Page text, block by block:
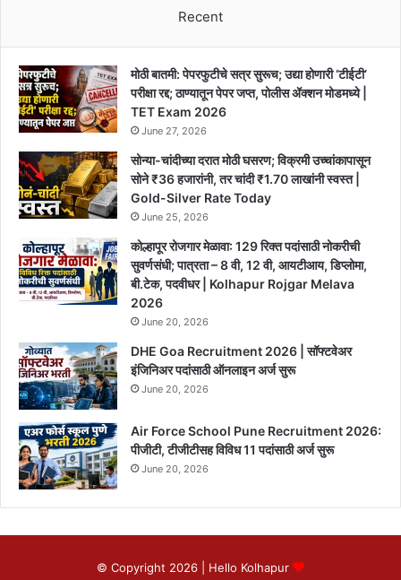
Recent
मोठी बातमी: पेपरफुटीचे सत्र सुरूच; उद्या होणारी ‘टीईटी’
परीक्षा रद्द; ठाण्यातून पेपर जप्त, पोलीस ॲक्शन मोडमध्ये |
TET Exam 2026
June 27, 2026
सोन्या-चांदीच्या दरात मोठी घसरण; विक्रमी उच्चांकापासून
सोने ₹36 हजारांनी, तर चांदी ₹1.70 लाखांनी स्वस्त |
Gold-Silver Rate Today
June 25, 2026
कोल्हापूर रोजगार मेळावा: 129 रिक्त पदांसाठी नोकरीची
सुवर्णसंधी; पात्रता – 8 वी, 12 वी, आयटीआय, डिप्लोमा,
बी.टेक, पदवीधर | Kolhapur Rojgar Melava
2026
June 20, 2026
DHE Goa Recruitment 2026 | सॉफ्टवेअर
इंजिनिअर पदांसाठी ऑनलाइन अर्ज सुरू
June 20, 2026
Air Force School Pune Recruitment 2026:
पीजीटी, टीजीटीसह विविध 11 पदांसाठी अर्ज सुरू
June 20, 2026
© Copyright 2026 | Hello Kolhapur